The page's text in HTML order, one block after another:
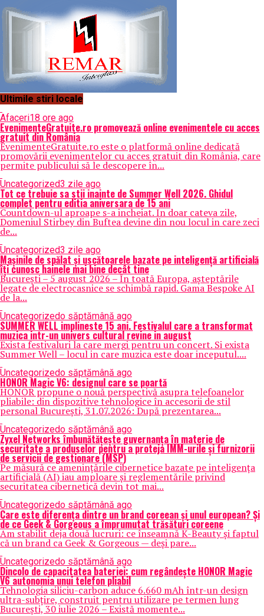
Ultimile stiri locale
Afaceri18 ore ago
EvenimenteGratuite.ro promovează online evenimentele cu acces
gratuit din România
EvenimenteGratuite.ro este o platformă online dedicată
promovării evenimentelor cu acces gratuit din România, care
permite publicului să le descopere în...
Uncategorized3 zile ago
Tot ce trebuie sa stii inainte de Summer Well 2026. Ghidul
complet pentru editia aniversara de 15 ani
Countdown-ul aproape s-a incheiat. In doar cateva zile,
Domeniul Stirbey din Buftea devine din nou locul in care zeci
de...
Uncategorized3 zile ago
Mașinile de spălat și uscătoarele bazate pe inteligență artificială
îți cunosc hainele mai bine decât tine
București – 5 august 2026 – În toată Europa, așteptările
legate de electrocasnice se schimbă rapid. Gama Bespoke AI
de la...
Uncategorizedo săptămână ago
SUMMER WELL implineste 15 ani. Festivalul care a transformat
muzica intr-un univers cultural revine in august
Exista festivaluri la care mergi pentru un concert. Si exista
Summer Well – locul in care muzica este doar inceputul....
Uncategorizedo săptămână ago
HONOR Magic V6: designul care se poartă
HONOR propune o nouă perspectivă asupra telefoanelor
pliabile: din dispozitive tehnologice în accesorii de stil
personal București, 31.07.2026: După prezentarea...
Uncategorizedo săptămână ago
Zyxel Networks îmbunătățește guvernanța în materie de
securitate a produselor pentru a proteja IMM-urile și furnizorii
de servicii de gestionare (MSP)
Pe măsură ce amenințările cibernetice bazate pe inteligența
artificială (AI) iau amploare și reglementările privind
securitatea cibernetică devin tot mai...
Uncategorizedo săptămână ago
Care este diferența dintre un brand coreean și unul european? Și
de ce Geek & Gorgeous a împrumutat trăsături coreene
Am stabilit deja două lucruri: ce înseamnă K-Beauty și faptul
că un brand ca Geek & Gorgeous — deși pare...
Uncategorizedo săptămână ago
Dincolo de capacitatea bateriei: cum regândește HONOR Magic
V6 autonomia unui telefon pliabil
Tehnologia siliciu-carbon aduce 6.660 mAh într-un design
ultra-subțire, construit pentru utilizare pe termen lung
București, 30 iulie 2026 – Există momente...